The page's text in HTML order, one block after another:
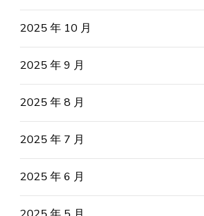
2025 年 10 月
2025 年 9 月
2025 年 8 月
2025 年 7 月
2025 年 6 月